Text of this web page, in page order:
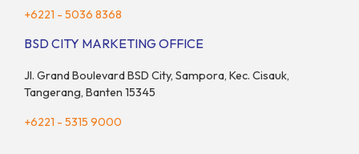
+6221 - 5036 8368
BSD CITY MARKETING OFFICE
Jl. Grand Boulevard BSD City, Sampora, Kec. Cisauk,
Tangerang, Banten 15345
+6221 - 5315 9000